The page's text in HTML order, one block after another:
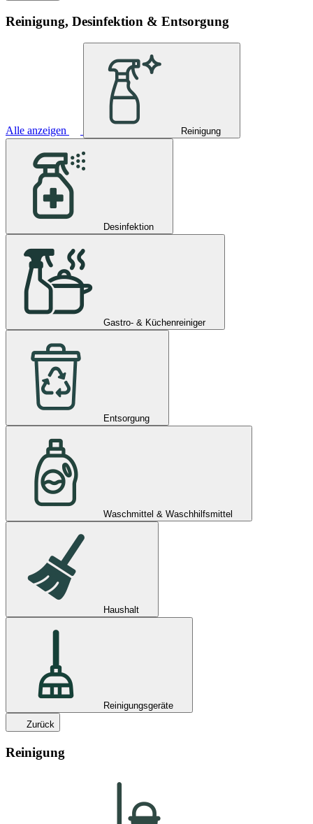
Reinigung, Desinfektion & Entsorgung
Alle anzeigen Reinigung
Desinfektion
Gastro- & Küchenreiniger
Entsorgung
Waschmittel & Waschhilfsmittel
Haushalt
Reinigungsgeräte
Zurück
Reinigung